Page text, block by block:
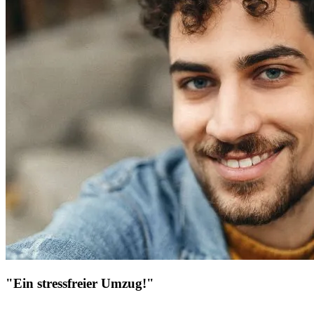
"Ein stressfreier Umzug!"